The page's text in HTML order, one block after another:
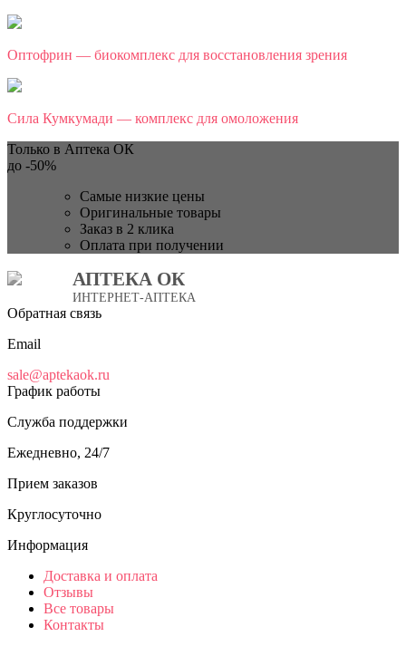
Оптофрин — биокомплекс для восстановления зрения
Сила Кумкумади — комплекс для омоложения
Только в Аптека ОК
до -50%
Самые низкие цены
Оригинальные товары
Заказ в 2 клика
Оплата при получении
АПТЕКА ОК
ИНТЕРНЕТ-АПТЕКА
Обратная связь
Email
sale@aptekaok.ru
График работы
Служба поддержки
Ежедневно, 24/7
Прием заказов
Круглосуточно
Информация
Доставка и оплата
Отзывы
Все товары
Контакты